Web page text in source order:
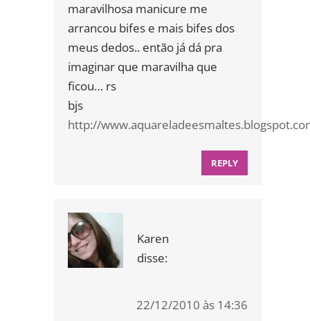
maravilhosa manicure me
arrancou bifes e mais bifes dos
meus dedos.. então já dá pra
imaginar que maravilha que
ficou… rs
bjs
http://
REPLY
Karen
disse:
22/12/2010 às 14:36